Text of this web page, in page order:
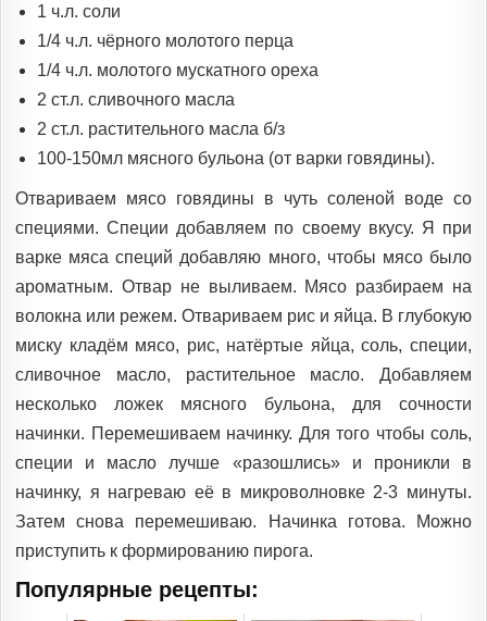
1 ч.л. соли
1/4 ч.л. чёрного молотого перца
1/4 ч.л. молотого мускатного ореха
2 ст.л. сливочного масла
2 ст.л. растительного масла б/з
100-150мл мясного бульона (от варки говядины).
Отвариваем мясо говядины в чуть соленой воде со
специями. Специи добавляем по своему вкусу. Я при
варке мяса специй добавляю много, чтобы мясо было
ароматным. Отвар не выливаем. Мясо разбираем на
волокна или режем. Отвариваем рис и яйца. В глубокую
миску кладём мясо, рис, натёртые яйца, соль, специи,
сливочное масло, растительное масло. Добавляем
несколько ложек мясного бульона, для сочности
начинки. Перемешиваем начинку. Для того чтобы соль,
специи и масло лучше «разошлись» и проникли в
начинку, я нагреваю её в микроволновке 2-3 минуты.
Затем снова перемешиваю. Начинка готова. Можно
приступить к формированию пирога.
Популярные рецепты: